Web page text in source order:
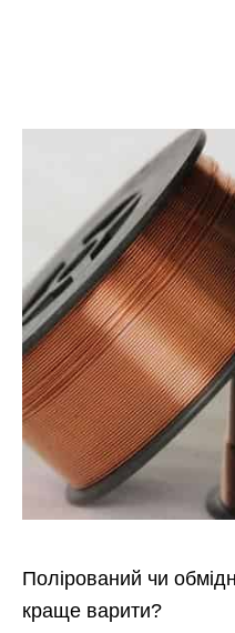
Полірований чи
краще варити?